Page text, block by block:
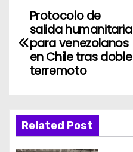
N
a
g
a
Protocolo de
salida humanitaria
para venezolanos
en Chile tras doble
terremoto
Related Post